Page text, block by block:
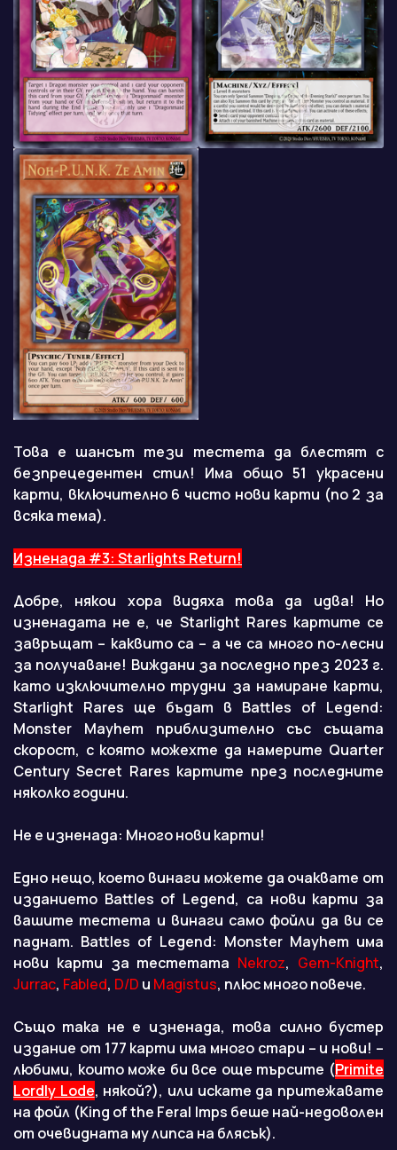
Това е шансът тези тестета да блестят с
безпрецедентен стил! Има общо 51 украсени
карти, включително 6 чисто нови карти (по 2 за
всяка тема).
Изненада #3: Starlights Return!
Добре, някои хора видяха това да идва! Но
изненадата не е, че Starlight Rares картите се
завръщат – каквито са – а че са много по-лесни
за получаване! Виждани за последно през 2023 г.
като изключително трудни за намиране карти,
Starlight Rares ще бъдат в Battles of Legend:
Monster Mayhem приблизително със същата
скорост, с която можехте да намерите Quarter
Century Secret Rares картите през последните
няколко години.
Не е изненада: Много нови карти!
Едно нещо, което винаги можете да очаквате от
изданието Battles of Legend, са нови карти за
вашите тестета и винаги само фойли да ви се
паднат. Battles of Legend: Monster Mayhem има
нови карти за тестетата Nekroz, Gem-Knight,
Jurrac, Fabled, D/D и Magistus, плюс много повече.
Също така не е изненада, това силно бустер
издание от 177 карти има много стари – и нови! –
любими, които може би все още търсите (Primite
Lordly Lode, някой?), или искате да притежавате
на фойл (King of the Feral Imps беше най-недоволен
от очевидната му липса на блясък).